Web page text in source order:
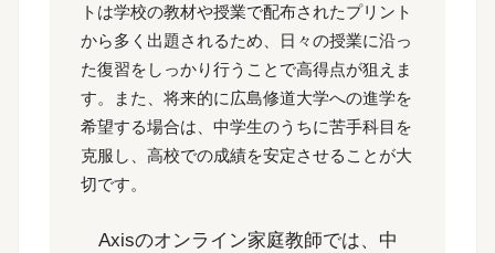
トは学校の教材や授業で配布されたプリント
から多く出題されるため、日々の授業に沿っ
た復習をしっかり行うことで高得点が狙えま
す。また、将来的に広島修道大学への進学を
希望する場合は、中学生のうちに苦手科目を
克服し、高校での成績を安定させることが大
切です。
Axisのオンライン家庭教師では、中